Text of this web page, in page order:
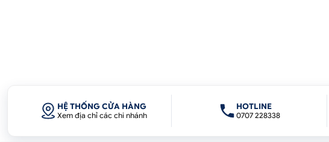
HỆ THỐNG CỬA HÀNG
Xem địa chỉ các chi nhánh
HOTLINE
0707 228338